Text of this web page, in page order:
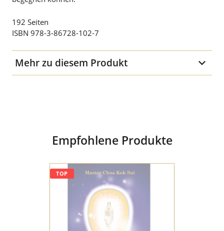
192 Seiten
ISBN 978-3-86728-102-7
Mehr zu diesem Produkt
Empfohlene Produkte
Master
Energetischer
Selbstschutz
TOP